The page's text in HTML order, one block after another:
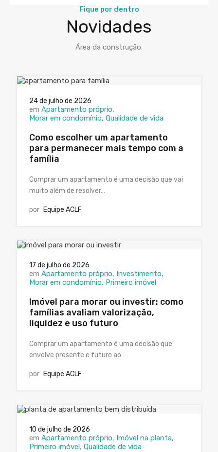
Fique por dentro
Novidades
Área da construção.
24 de julho de 2026
em Apartamento próprio
Morar em condomínio Qualidade de vida
Como escolher um apartamento
para permanecer mais tempo com a
família
Comprar um apartamento é uma decisão que vai
muito além de resolver…
por Equipe ACLF
17 de julho de 2026
em Apartamento próprio
Investimento
Morar em condomínio
Primeiro imóvel
Imóvel para morar ou investir: como
famílias avaliam valorização,
liquidez e uso futuro
Comprar um apartamento é uma decisão que
envolve presente e futuro ao…
por Equipe ACLF
10 de julho de 2026
em Apartamento próprio
Imóvel na planta
Primeiro imóvel
Qualidade de vida